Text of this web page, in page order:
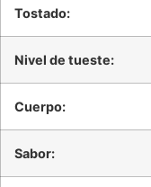
Tostado:
Nivel de tueste:
Cuerpo:
Sabor: